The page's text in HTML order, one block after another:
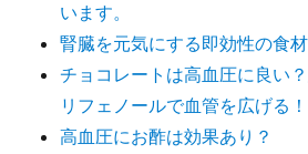
います。
腎臓を元気にする即効性の食材
チョコレートは高血圧に良い
リフェノールで血管を広げる！
高血圧にお酢は効果あり？